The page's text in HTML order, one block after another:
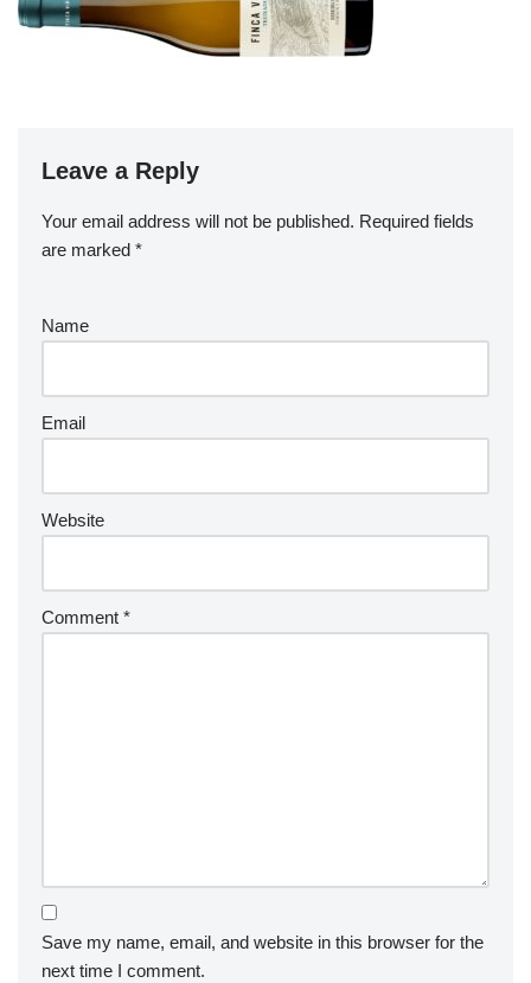
Leave a Reply
Your email address will not be published. Required fields
are marked *
Name
Email
Website
Comment *
Save my name, email, and website in this browser for the
next time I comment.